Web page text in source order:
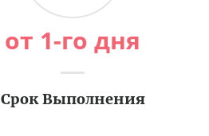
от 1-го дня
Срок Выполнения